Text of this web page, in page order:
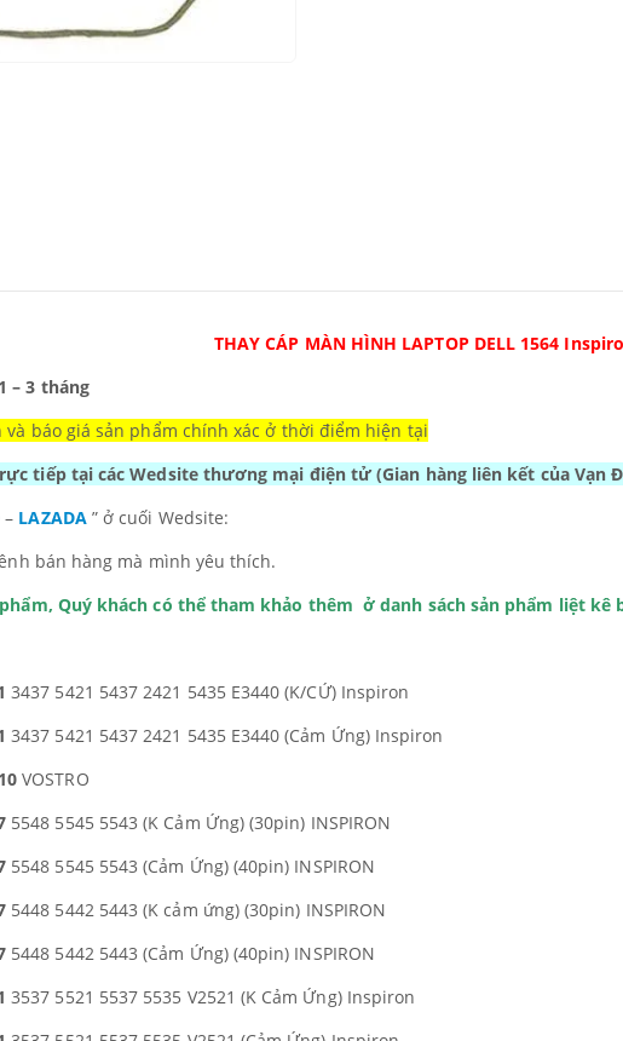
THAY CÁP MÀN HÌNH LAPTOP DELL 1564
– 3 tháng
và báo giá sản phẩm chính xác ở thời điểm hiện tại
tiếp tại các Wedsite thương mại điện tử(Gian hàng liên kết của Vạn
– LAZADA ” ở cuối Wedsite:
bán hàng mà mình yêu thích.
Quý khách có thể tham khảo thêm ở danh sách sản phẩm liệt kê
3437 5421 5437 2421 5435 E3440 (K/CỨ) Inspiron
3437 5421 5437 2421 5435 E3440 (Cảm Ứng) Inspiron
VOSTRO
5548 5545 5543 (K Cảm Ứng) (30pin) INSPIRON
5548 5545 5543 (Cảm Ứng) (40pin) INSPIRON
5448 5442 5443 (K cảm ứng) (30pin) INSPIRON
5448 5442 5443 (Cảm Ứng) (40pin) INSPIRON
3537 5521 5537 5535 V2521 (K Cảm Ứng) Inspiron